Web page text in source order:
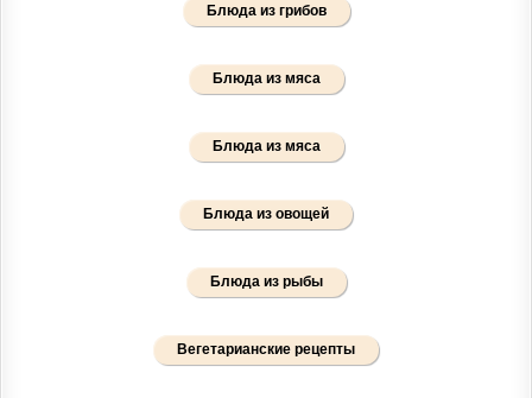
Блюда из грибов
Блюда из мяса
Блюда из мяса
Блюда из овощей
Блюда из рыбы
Вегетарианские рецепты